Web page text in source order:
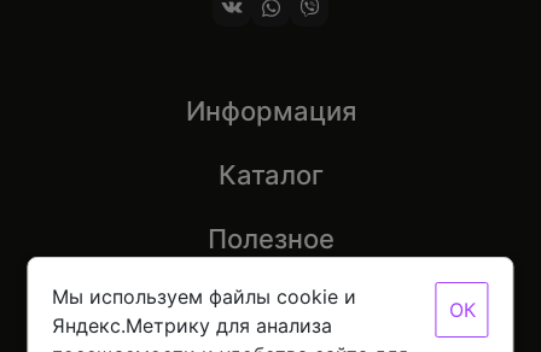
Мы используем файлы cookie и
Яндекс.Метрику для анализа
ОК
Информация
Каталог
Полезное